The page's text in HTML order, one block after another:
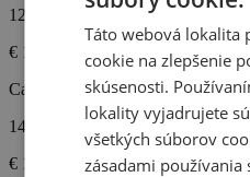
12:00
€ 1500
€ 1000000
Card Casino Šamorín
14:00
€ 150
€ 6000
Táto webová lokalita
cookie na zlepšenie
skúsenosti.
lokality vyjadrujete
všetkých súborov
zásadami používania